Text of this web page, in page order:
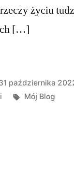
życiu
[…]
października
Tagi:
Mój Blog